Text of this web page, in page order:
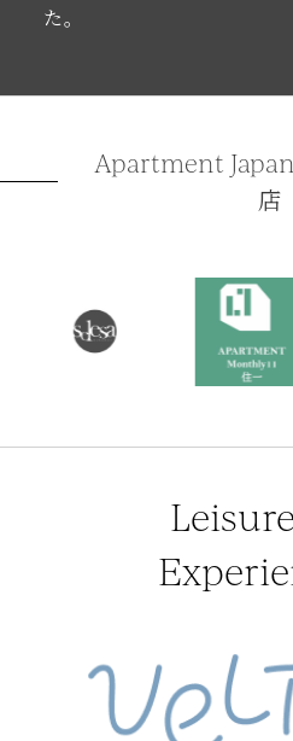
た。
Apartment
店